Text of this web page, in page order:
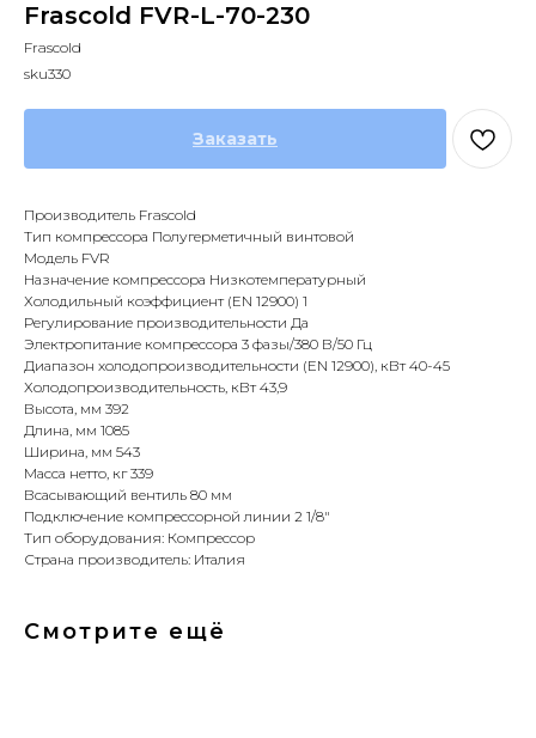
Frascold FVR-L-70-230
Frascold
sku330
Заказать
Производитель Frascold
Тип компрессора Полугерметичный винтовой
Модель FVR
Назначение компрессора Низкотемпературный
Холодильный коэффициент (EN 12900) 1
Регулирование производительности Да
Электропитание компрессора 3 фазы/380 В/50 Гц
Диапазон холодопроизводительности (EN 12900), кВт 40-45
Холодопроизводительность, кВт 43,9
Высота, мм 392
Длина, мм 1085
Ширина, мм 543
Масса нетто, кг 339
Всасывающий вентиль 80 мм
Подключение компрессорной линии 2 1/8"
Тип оборудования: Компрессор
Страна производитель: Италия
Смотрите ещё